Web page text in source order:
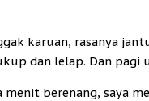
karuan, rasanya
dan lelap. Dan pagi
menit berenang, saya